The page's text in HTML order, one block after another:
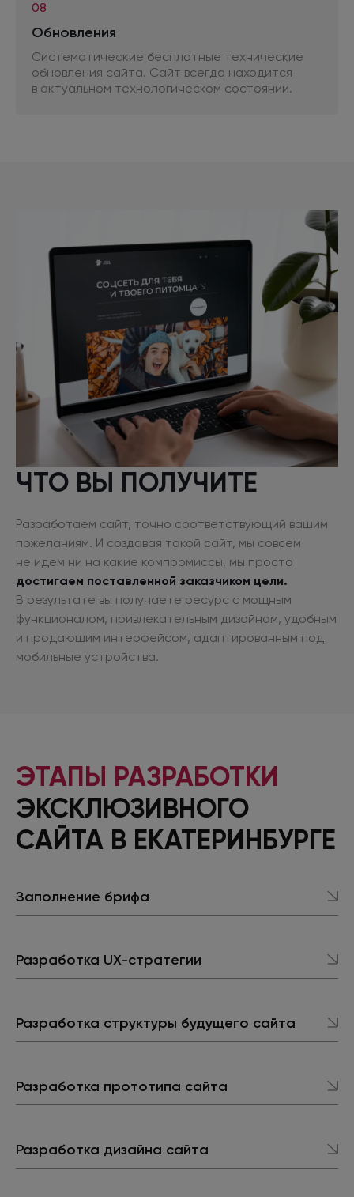
08
Обновления
Систематические бесплатные технические
обновления сайта. Сайт всегда находится
в актуальном технологическом состоянии.
ЧТО ВЫ ПОЛУЧИТЕ
Разработаем сайт, точно соответствующий вашим
пожеланиям. И создавая такой сайт, мы совсем
не идем ни на какие компромиссы, мы просто
достигаем поставленной заказчиком цели.
В результате вы получаете ресурс с мощным
функционалом, привлекательным дизайном, удобным
и продающим интерфейсом, адаптированным под
мобильные устройства.
ЭТАПЫ РАЗРАБОТКИ
ЭКСКЛЮЗИВНОГО
САЙТА В ЕКАТЕРИНБУРГЕ
Заполнение брифа
Разработка UX-стратегии
Разработка структуры будущего сайта
Разработка прототипа сайта
Разработка дизайна сайта